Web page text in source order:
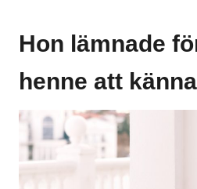
Hon lämnade
henne att